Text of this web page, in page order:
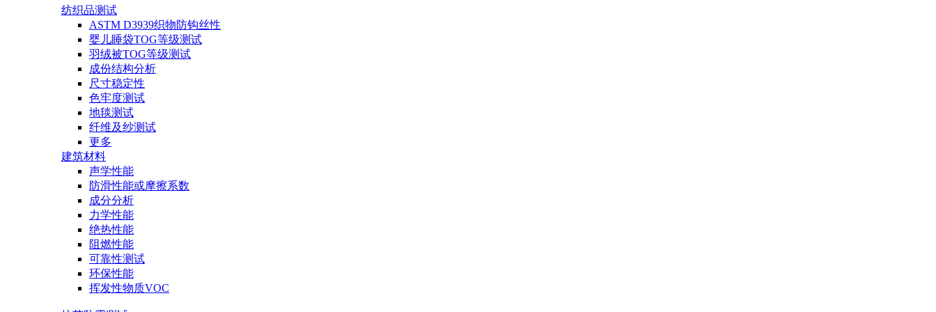
纺织品测试
ASTM D3939织物防钩丝性
婴儿睡袋TOG等级测试
羽绒被TOG等级测试
成份结构分析
尺寸稳定性
色牢度测试
地毯测试
纤维及纱测试
更多
建筑材料
声学性能
防滑性能或摩擦系数
成分分析
力学性能
绝热性能
阻燃性能
可靠性测试
环保性能
挥发性物质VOC